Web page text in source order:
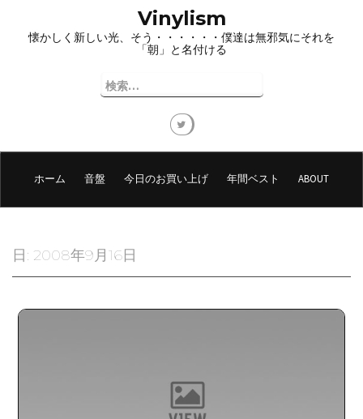
プ
Vinylism
懐かしく新しい光、そう・・・・・・僕達は無邪気にそれを
「朝」と名付ける
検
索:
ホーム 音盤 今日のお買い上げ 年間ベスト ABOUT
日: 2008年9月16日